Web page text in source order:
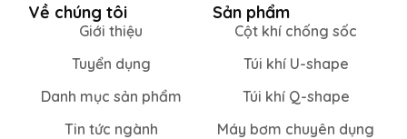
Về chúng tôi
Giới thiệu
Tuyển dụng
Danh mục sản phẩm
Tin tức ngành
Sản phẩm
Cột khí chống sốc
Túi khí U-shape
Túi khí Q-shape
Máy bơm chuyên dụng